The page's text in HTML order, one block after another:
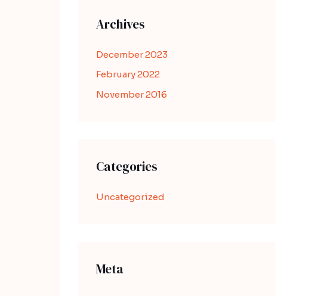
Archives
December 2023
February 2022
November 2016
Categories
Uncategorized
Meta